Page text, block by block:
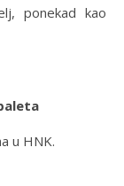
ponekad kao
u HNK.